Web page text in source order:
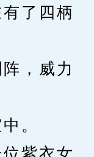
了四柄
，威力
。